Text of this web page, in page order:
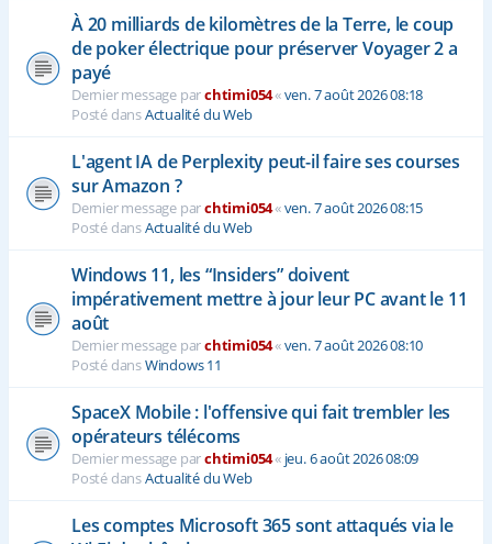
À 20 milliards de kilomètres de la Terre, le coup
de poker électrique pour préserver Voyager 2 a
payé
Dernier message parchtimi054«ven. 7 août 2026 08:18
Posté dansActualité du Web
L'agent IA de Perplexity peut-il faire ses courses
sur Amazon ?
Dernier message parchtimi054«ven. 7 août 2026 08:15
Posté dansActualité du Web
Windows 11, les “Insiders” doivent
impérativement mettre à jour leur PC avant le 11
août
Dernier message parchtimi054«ven. 7 août 2026 08:10
Posté dansWindows 11
SpaceX Mobile : l'offensive qui fait trembler les
opérateurs télécoms
Dernier message parchtimi054« jeu. 6 août 2026 08:09
Posté dansActualité du Web
Les comptes Microsoft 365 sont attaqués via le